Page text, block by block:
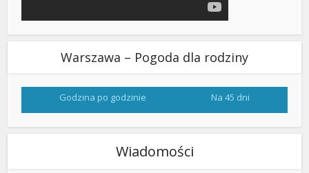
Warszawa – Pogoda dla rodziny
Godzina po godzinie Na 45 dni
Wiadomości